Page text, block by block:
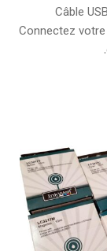
Câble
Connectez